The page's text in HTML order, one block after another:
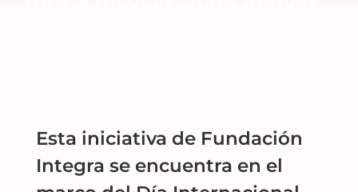
Esta iniciativa de Fundación
Integra se encuentra en el